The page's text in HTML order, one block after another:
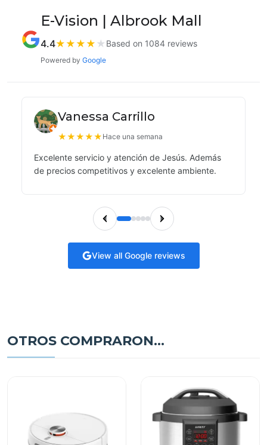
E-Vision | Albrook Mall
4.4★ ★ ★ ★ ★ Based on 1084 reviews
Powered by Google
Vanessa Carrillo
★★★★★ Hace una semana
Excelente servicio y atención de Jesús. Además
de precios competitivos y excelente ambiente.
View all Google reviews
OTROS COMPRARON...